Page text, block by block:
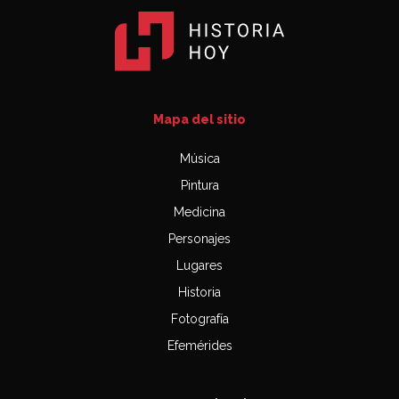
Mapa del sitio
Música
Pintura
Medicina
Personajes
Lugares
Historia
Fotografía
Efemérides